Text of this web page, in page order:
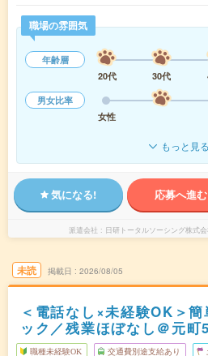
職場の雰囲気
年齢層
20代
30代
男女比率
女性
もっと見る
気になる! 応募へ進む
派遣会社 日研トータルソーシング株式
未読 掲載日 2026/08/05
＜電話なし×未経験OK＞
ック／残業ほぼなし＠元町
職種未経験OK 交通費別途支給あり